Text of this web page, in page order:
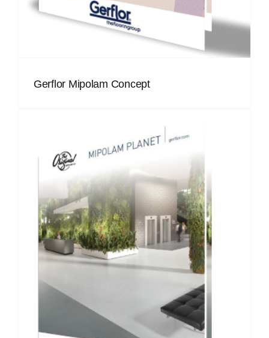
Gerflor Mipolam Concept